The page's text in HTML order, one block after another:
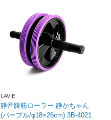
LAVIE
静音腹筋ローラー 静かちゃん
(パープル/φ18×26cm) 3B-4021